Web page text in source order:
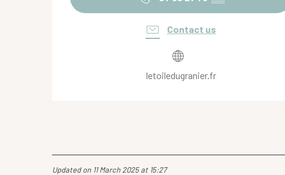
Contact us
letoiledugranier.fr
Updated on 11 March 2025 at 15:27